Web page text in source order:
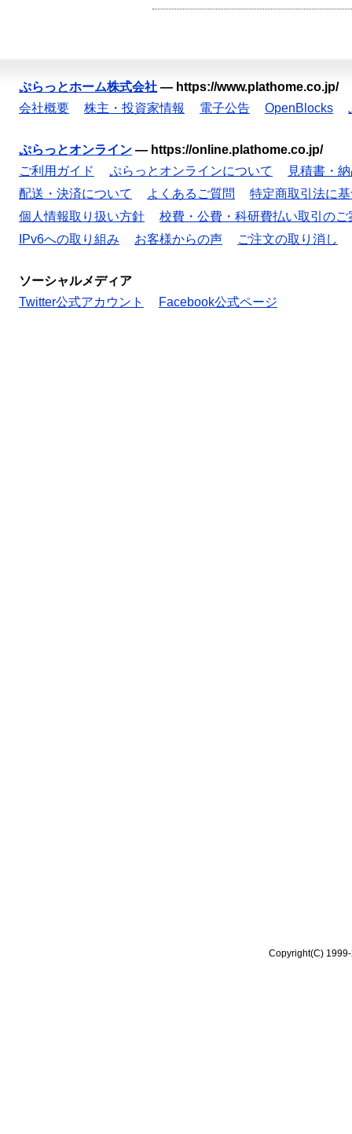
ぷらっとホーム株式会社 — https://www.plathome.co.jp/
会社概要
株主・投資家情報 電子公告 OpenBlocks
ぷらっとオンライン — https://online.plathome.co.jp/
ご利用ガイド
ぷらっとオンラインについて
見積書・
配送・決済について
よくあるご質問
特定商取引法に
個人情報取り扱い方針
校費・公費・科研費払い取引のご
IPv6への取り組み
お客様からの声 ご注文の取り消し
ソーシャルメディア
Twitter公式アカウント
Facebook公式ページ
Copyright(C)